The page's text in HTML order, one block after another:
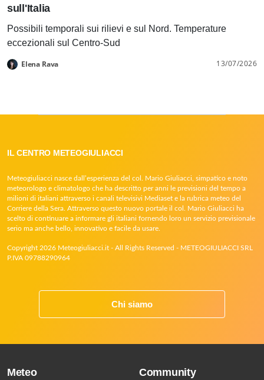
sull'Italia
Possibili temporali sui rilievi e sul Nord. Temperature
eccezionali sul Centro-Sud
Elena Rava 13/07/2026
IL CENTRO METEOGIULIACCI
Meteogiuliacci nasce dall’esperienza del col. Mario Giuliacci, simpatico e noto
meteorologo e climatologo che ha descritto per anni le previsioni del tempo a
milioni di italiani attraverso i canali televisivi Mediaset e la rubrica meteo del
Corriere della Sera. Attraverso questo nuovo portale il col. Mario Giuliacci ha
scelto di continuare a informare gli italiani fornendo loro un servizio previsionale
serio ma anche bello, innovativo e facile da usare.
Copyright 2026 Meteogiuliacci.it - All Rights Reserved - METEOGIULIACCI SRL
P.IVA 09788290964
Chi siamo
Meteo Community